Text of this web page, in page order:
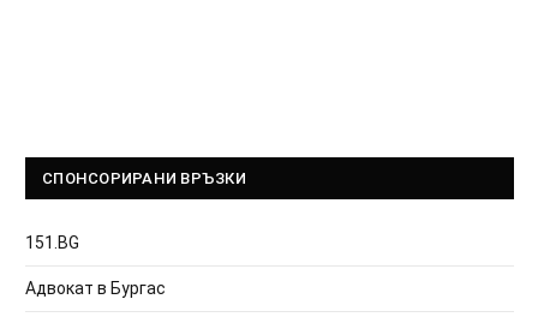
СПОНСОРИРАНИ ВРЪЗКИ
151.BG
Адвокат в Бургас